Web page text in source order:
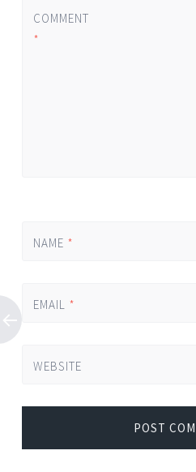
COMMENT
*
NAME *
EMAIL *
WEBSITE